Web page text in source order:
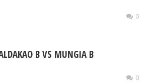
0
B VS MUNGIA B
0